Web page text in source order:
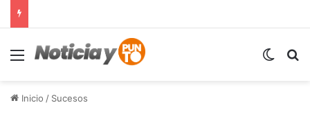
Menú
Inicio / Sucesos